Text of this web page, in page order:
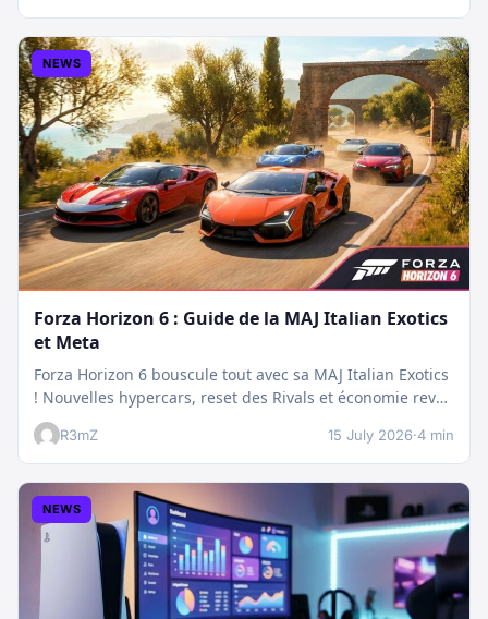
NEWS
Forza Horizon 6 : Guide de la MAJ Italian Exotics
et Meta
Forza Horizon 6 bouscule tout avec sa MAJ Italian Exotics
! Nouvelles hypercars, reset des Rivals et économie revue
:…
R3mZ 15 July 2026·4 min
NEWS